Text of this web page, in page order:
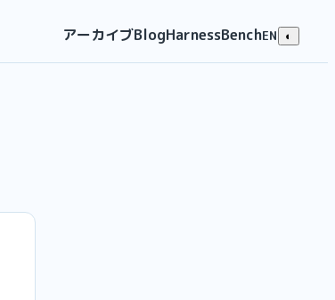
アーカイブBlogHarnessBenchEN ◐